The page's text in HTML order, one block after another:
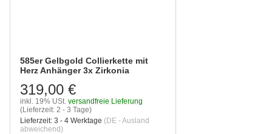
585er Gelbgold Collierkette mit
Herz Anhänger 3x Zirkonia
319,00 €
inkl. 19% USt. versandfreie Lieferung
(Lieferzeit: 2 - 3 Tage)
Lieferzeit: 3 - 4 Werktage (DE - Ausland
abweichend)